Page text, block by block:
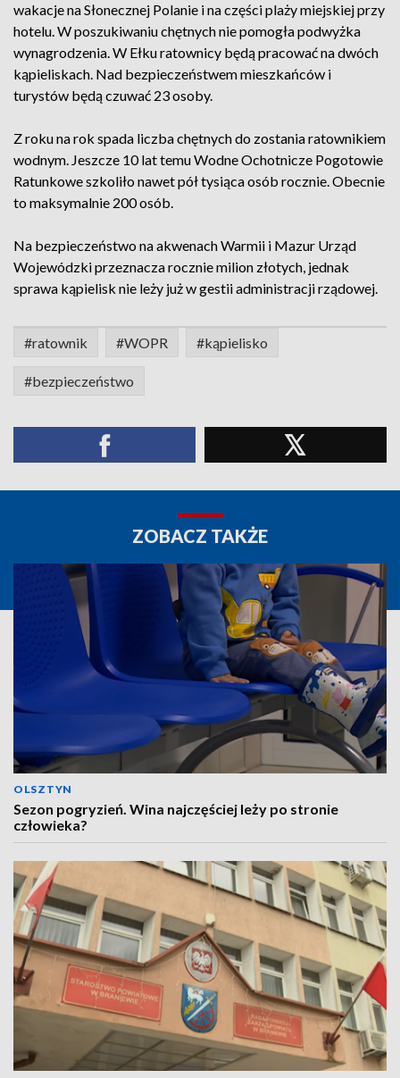
wakacje na Słonecznej Polanie i na części plaży miejskiej przy
hotelu. W poszukiwaniu chętnych nie pomogła podwyżka
wynagrodzenia. W Ełku ratownicy będą pracować na dwóch
kąpieliskach. Nad bezpieczeństwem mieszkańców i
turystów będą czuwać 23 osoby.
Z roku na rok spada liczba chętnych do zostania ratownikiem
wodnym. Jeszcze 10 lat temu Wodne Ochotnicze Pogotowie
Ratunkowe szkoliło nawet pół tysiąca osób rocznie. Obecnie
to maksymalnie 200 osób.
Na bezpieczeństwo na akwenach Warmii i Mazur Urząd
Wojewódzki przeznacza rocznie milion złotych, jednak
sprawa kąpielisk nie leży już w gestii administracji rządowej.
#ratownik #WOPR #kąpielisko
#bezpieczeństwo
ZOBACZ TAKŻE
OLSZTYN
Sezon pogryzień. Wina najczęściej leży po stronie
człowieka?